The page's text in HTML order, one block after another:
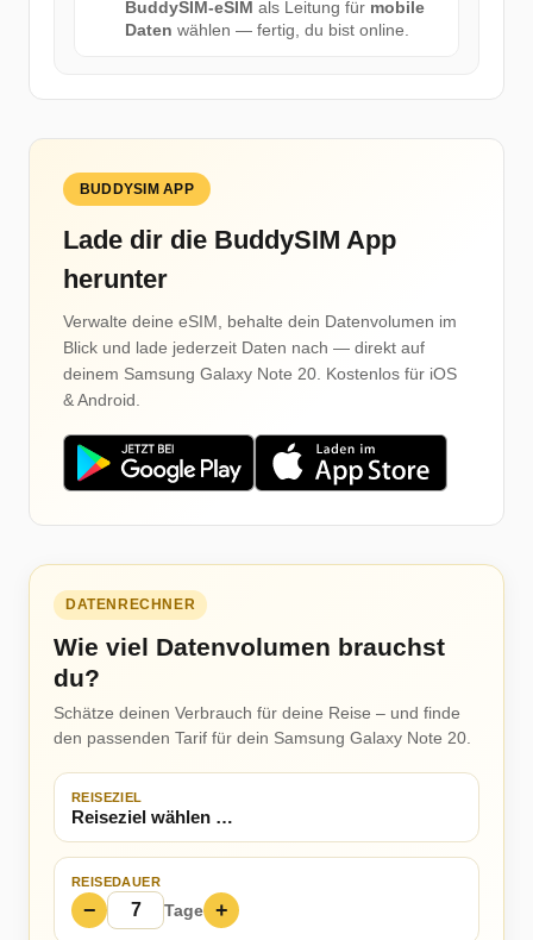
BuddySIM-eSIM als Leitung für mobile
Daten wählen — fertig, du bist online.
BUDDYSIM APP
Lade dir die BuddySIM App
herunter
Verwalte deine eSIM, behalte dein Datenvolumen im
Blick und lade jederzeit Daten nach — direkt auf
deinem Samsung Galaxy Note 20. Kostenlos für iOS
& Android.
DATENRECHNER
Wie viel Datenvolumen brauchst
du?
Schätze deinen Verbrauch für deine Reise – und finde
den passenden Tarif für dein Samsung Galaxy Note 20.
REISEZIEL
REISEDAUER
− Tage +